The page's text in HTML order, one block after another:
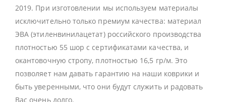
2019. При изготовлении мы используем материалы
исключительно только премиум качества: материал
ЭВА (этиленвинилацетат) российского производства
плотностью 55 шор с сертификатами качества, и
окантовочную стропу, плотностью 16,5 гр/м. Это
позволяет нам давать гарантию на наши коврики и
быть уверенными, что они будут служить и радовать
Вас очень долго.